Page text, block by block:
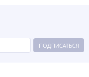
ПОДПИСАТЬСЯ